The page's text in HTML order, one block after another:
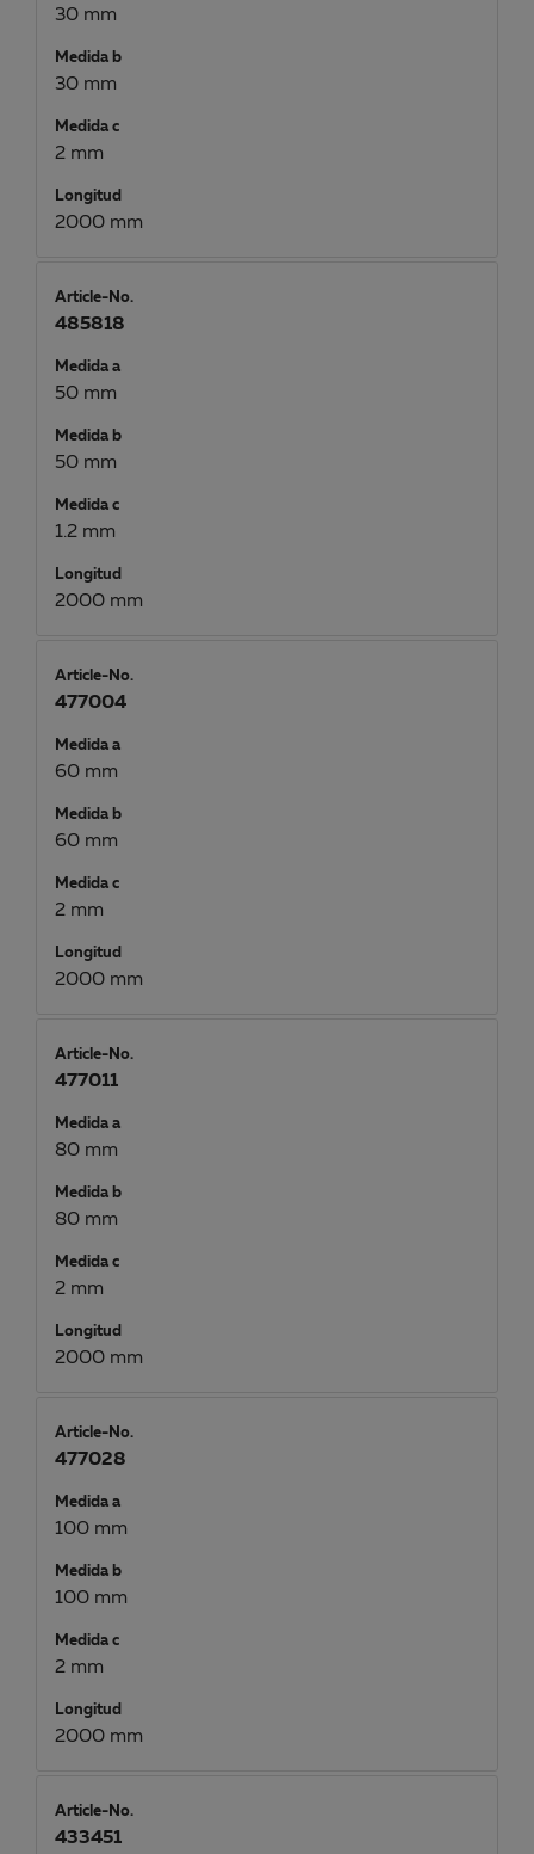
30 mm
Medida b
30 mm
Medida c
2 mm
Longitud
2000 mm
Article-No.
485818
Medida a
50 mm
Medida b
50 mm
Medida c
1.2 mm
Longitud
2000 mm
Article-No.
477004
Medida a
60 mm
Medida b
60 mm
Medida c
2 mm
Longitud
2000 mm
Article-No.
477011
Medida a
80 mm
Medida b
80 mm
Medida c
2 mm
Longitud
2000 mm
Article-No.
477028
Medida a
100 mm
Medida b
100 mm
Medida c
2 mm
Longitud
2000 mm
Article-No.
433451